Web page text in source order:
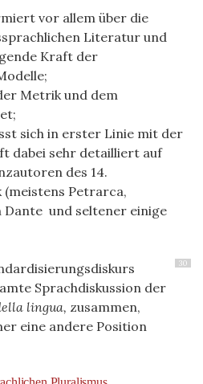
vor allem über die
Literatur und
Kraft der
Metrik und dem
sich in erster Linie mit der
dabei sehr detailliert auf
des 14.
Petrarca,
Dante und seltener einige
30
Sprachdiskussion der
lingua, zusammen,
eine andere Position